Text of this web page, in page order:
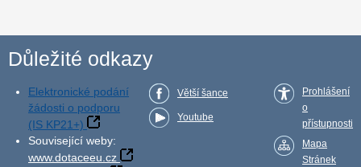
Důležité odkazy
Elektronické podání
žádosti o podporu
(IS KP21+)
Související weby:
www.dotaceeu.cz
Větší šance
Youtube
Prohlášení
o
přístupnosti
Mapa
Stránek